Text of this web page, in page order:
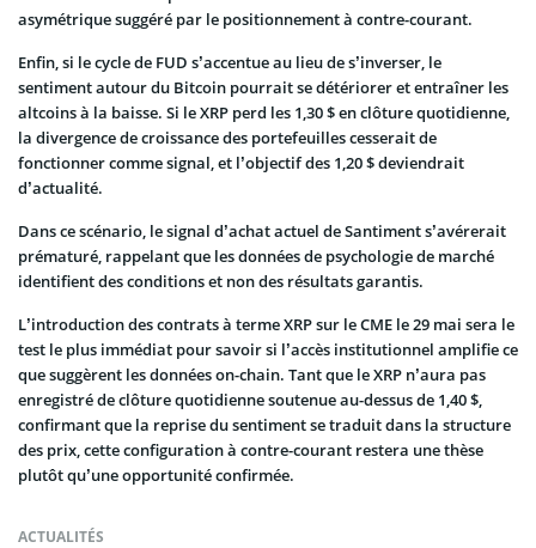
asymétrique suggéré par le positionnement à contre-courant.
Enfin, si le cycle de FUD s’accentue au lieu de s’inverser, le
sentiment autour du Bitcoin pourrait se détériorer et entraîner les
altcoins à la baisse. Si le XRP perd les 1,30 $ en clôture quotidienne,
la divergence de croissance des portefeuilles cesserait de
fonctionner comme signal, et l’objectif des 1,20 $ deviendrait
d’actualité.
Dans ce scénario, le signal d’achat actuel de Santiment s’avérerait
prématuré, rappelant que les données de psychologie de marché
identifient des conditions et non des résultats garantis.
L’introduction des contrats à terme XRP sur le CME le 29 mai sera le
test le plus immédiat pour savoir si l’accès institutionnel amplifie ce
que suggèrent les données on-chain. Tant que le XRP n’aura pas
enregistré de clôture quotidienne soutenue au-dessus de 1,40 $,
confirmant que la reprise du sentiment se traduit dans la structure
des prix, cette configuration à contre-courant restera une thèse
plutôt qu’une opportunité confirmée.
ACTUALITÉS